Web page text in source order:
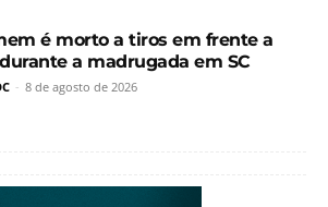
é morto a tiros em frente a
a madrugada em SC
- 8 de agosto de 2026